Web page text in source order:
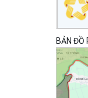
BẢN ĐỒ
Quyết
hiện
(đoạn...
Quyết
hiện
(đoạn...